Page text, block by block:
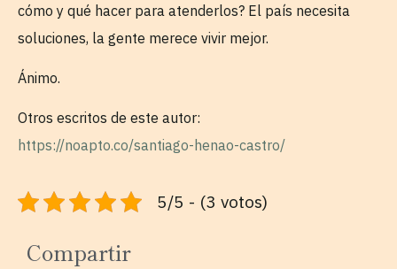
cómo y qué hacer para atenderlos? El país necesita
soluciones, la gente merece vivir mejor.
Ánimo.
Otros escritos de este autor:
https://noapto.co/santiago-henao-castro/
5/5 - (3 votos)
Compartir